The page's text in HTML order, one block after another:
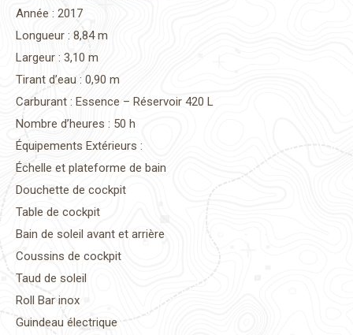
Année : 2017
Longueur : 8,84 m
Largeur : 3,10 m
Tirant d’eau : 0,90 m
Carburant : Essence – Réservoir 420 L
Nombre d’heures : 50 h
Équipements Extérieurs :
Échelle et plateforme de bain
Douchette de cockpit
Table de cockpit
Bain de soleil avant et arrière
Coussins de cockpit
Taud de soleil
Roll Bar inox
Guindeau électrique